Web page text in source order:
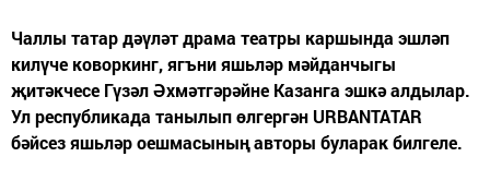
Чаллы татар дәүләт драма театры каршында эшләп
килүче коворкинг, ягъни яшьләр мәйданчыгы
җитәкчесе Гүзәл Әхмәтгәрәйне Казанга эшкә алдылар.
Ул республикада танылып өлгергән URBANTATAR
бәйсез яшьләр оешмасының авторы буларак билгеле.